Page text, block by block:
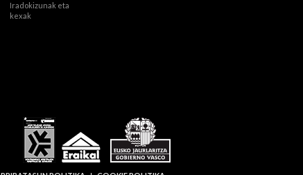
Iradokizunak eta
kexak